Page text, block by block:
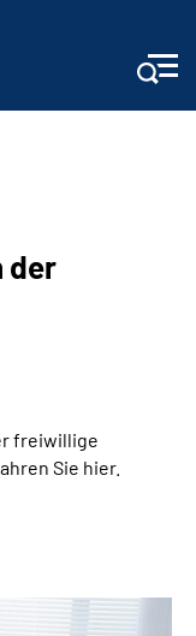
der
freiwillige
Sie hier.